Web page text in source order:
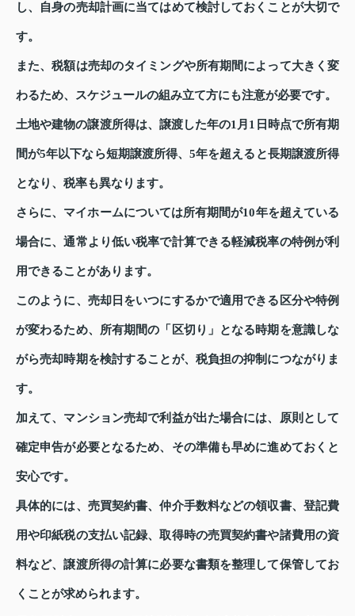
し、自身の売却計画に当てはめて検討しておくことが大切で
す。
また、税額は売却のタイミングや所有期間によって大きく変
わるため、スケジュールの組み立て方にも注意が必要です。
土地や建物の譲渡所得は、譲渡した年の1月1日時点で所有期
間が5年以下なら短期譲渡所得、5年を超えると長期譲渡所得
となり、税率も異なります。
さらに、マイホームについては所有期間が10年を超えている
場合に、通常より低い税率で計算できる軽減税率の特例が利
用できることがあります。
このように、売却日をいつにするかで適用できる区分や特例
が変わるため、所有期間の「区切り」となる時期を意識しな
がら売却時期を検討することが、税負担の抑制につながりま
す。
加えて、マンション売却で利益が出た場合には、原則として
確定申告が必要となるため、その準備も早めに進めておくと
安心です。
具体的には、売買契約書、仲介手数料などの領収書、登記費
用や印紙税の支払い記録、取得時の売買契約書や諸費用の資
料など、譲渡所得の計算に必要な書類を整理して保管してお
くことが求められます。